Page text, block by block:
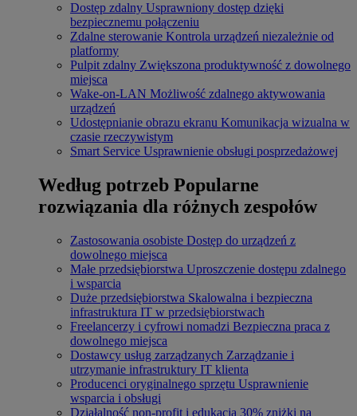
Dostęp zdalny Usprawniony dostęp dzięki
bezpiecznemu połączeniu
Zdalne sterowanie Kontrola urządzeń niezależnie od
platformy
Pulpit zdalny Zwiększona produktywność z dowolnego
miejsca
Wake-on-LAN Możliwość zdalnego aktywowania
urządzeń
Udostępnianie obrazu ekranu Komunikacja wizualna w
czasie rzeczywistym
Smart Service Usprawnienie obsługi posprzedażowej
Według potrzeb Popularne
rozwiązania dla różnych zespołów
Zastosowania osobiste Dostęp do urządzeń z
dowolnego miejsca
Małe przedsiębiorstwa Uproszczenie dostępu zdalnego
i wsparcia
Duże przedsiębiorstwa Skalowalna i bezpieczna
infrastruktura IT w przedsiębiorstwach
Freelancerzy i cyfrowi nomadzi Bezpieczna praca z
dowolnego miejsca
Dostawcy usług zarządzanych Zarządzanie i
utrzymanie infrastruktury IT klienta
Producenci oryginalnego sprzętu Usprawnienie
wsparcia i obsługi
Działalność non-profit i edukacja 30% zniżki na